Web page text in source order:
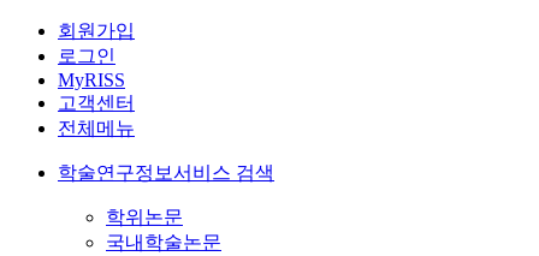
회원가입
로그인
MyRISS
고객센터
전체메뉴
학술연구정보서비스 검색
학위논문
국내학술논문